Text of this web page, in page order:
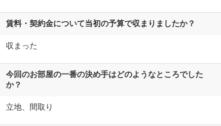
賃料・契約金について当初の予算で収まりましたか？
収まった
今回のお部屋の一番の決め手はどのようなところでした
か？
立地、間取り